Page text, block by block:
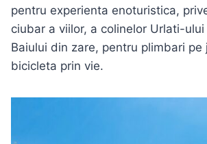
pentru experienta enoturistica,
ciubar a viilor, a colinelor Urlati-
Baiului din zare, pentru plimbari pe
bicicleta prin vie.